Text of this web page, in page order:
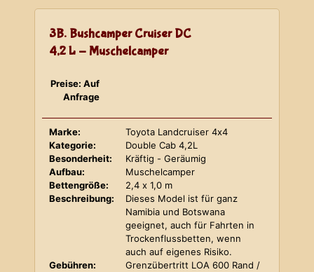
3B. Bushcamper Cruiser DC
4,2 L - Muschelcamper
Preise: Auf
Anfrage
Marke:
Toyota Landcruiser 4x4
Kategorie:
Double Cab 4,2L
Besonderheit:
Kräftig - Geräumig
Aufbau:
Muschelcamper
Bettengröße:
2,4 x 1,0 m
Beschreibung:
Dieses Model ist für ganz
Namibia und Botswana
geeignet, auch für Fahrten in
Trockenflussbetten, wenn
auch auf eigenes Risiko.
Gebühren:
Grenzübertritt LOA 600 Rand /